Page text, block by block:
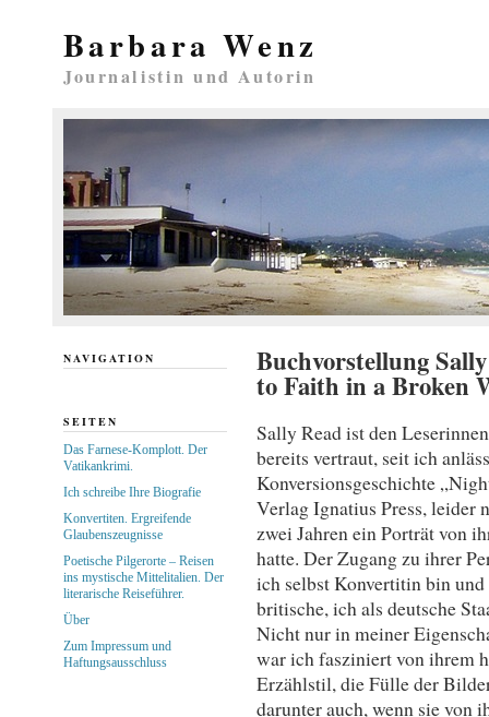
Barbara Wenz
Journalistin und Autorin
Buchvorstellung
to Faith in a Broken
Sally Read ist den
bereits vertraut, seit ich
Konversionsgeschichte
Verlag Ignatius Press, leider
zwei Jahren ein Porträt von
hatte. Der Zugang zu ihrer
ich selbst Konvertitin bin
britische, ich als deutsche
Nicht nur in meiner
war ich fasziniert von ihrem
Erzählstil, die Fülle der
darunter auch, wenn sie von
NAVIGATION
SEITEN
Das Farnese-Komplott. Der
Vatikankrimi.
Ich schreibe Ihre Biografie
Konvertiten. Ergreifende
Glaubenszeugnisse
Poetische Pilgerorte – Reisen
ins mystische Mittelitalien. Der
literarische Reiseführer.
Über
Zum Impressum und
Haftungsausschluss